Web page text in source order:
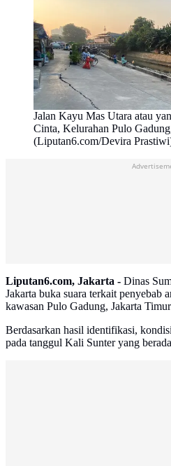
Jalan Kayu Mas Utara atau
Cinta, Kelurahan Pulo
(Liputan6.com/Devira
Liputan6.com, Jakarta - Dinas
Jakarta buka suara terkait penyebab
kawasan Pulo Gadung, Jakarta
Berdasarkan hasil identifikasi,
pada tanggul Kali Sunter yang